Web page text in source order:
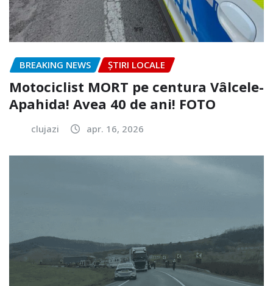
BREAKING NEWS ȘTIRI LOCALE
Motociclist MORT pe centura Vâlcele-
Apahida! Avea 40 de ani! FOTO
clujazi apr. 16, 2026